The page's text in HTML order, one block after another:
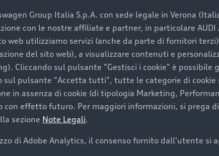
Group Italia S.p.A. con sede legale in Verona
con le nostre affiliate e partner, in particolare
web utilizziamo servizi (anche da parte di fornitori
del sito web), a visualizzare contenuti e
Cliccando sul pulsante "Gestisci i cookie" è
sul pulsante "Accetta tutti", tutte le categorie di
in assenza di cookie (di tipologia Marketing,
con effetto futuro. Per maggiori informazioni, si prega
sezione Note Legali.
di Adobe Analytics, il consenso fornito dall'utente si